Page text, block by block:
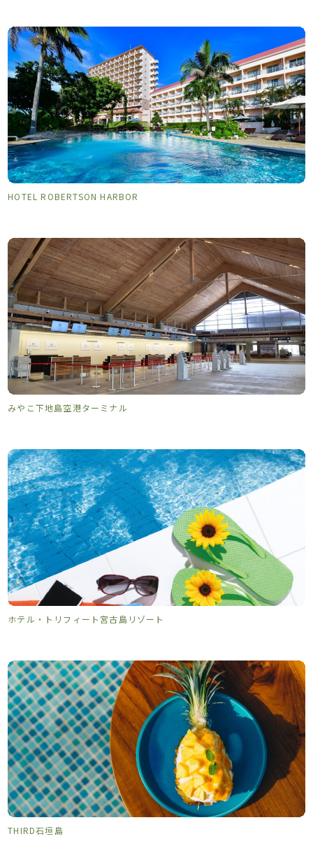
HOTEL ROBERTSON HARBOR
みやこ下地島空港ターミナル
ホテル・トリフィート宮古島リゾート
THIRD石垣島